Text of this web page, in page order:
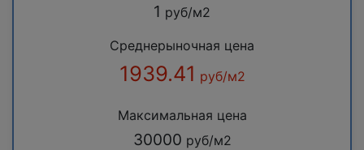
1 руб/м2
Среднерыночная цена
1939.41 руб/м2
Максимальная цена
30000 руб/м2